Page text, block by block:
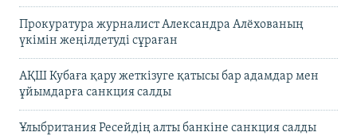
Прокуратура журналист Александра Алёхованың
үкімін жеңілдетуді сұраған
АҚШ Кубаға қару жеткізуге қатысы бар адамдар мен
ұйымдарға санкция салды
Ұлыбритания Ресейдің алты банкіне санкция салды